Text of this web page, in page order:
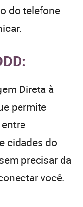
do telefone
Direta à
permite
cidades do
precisar da
você.